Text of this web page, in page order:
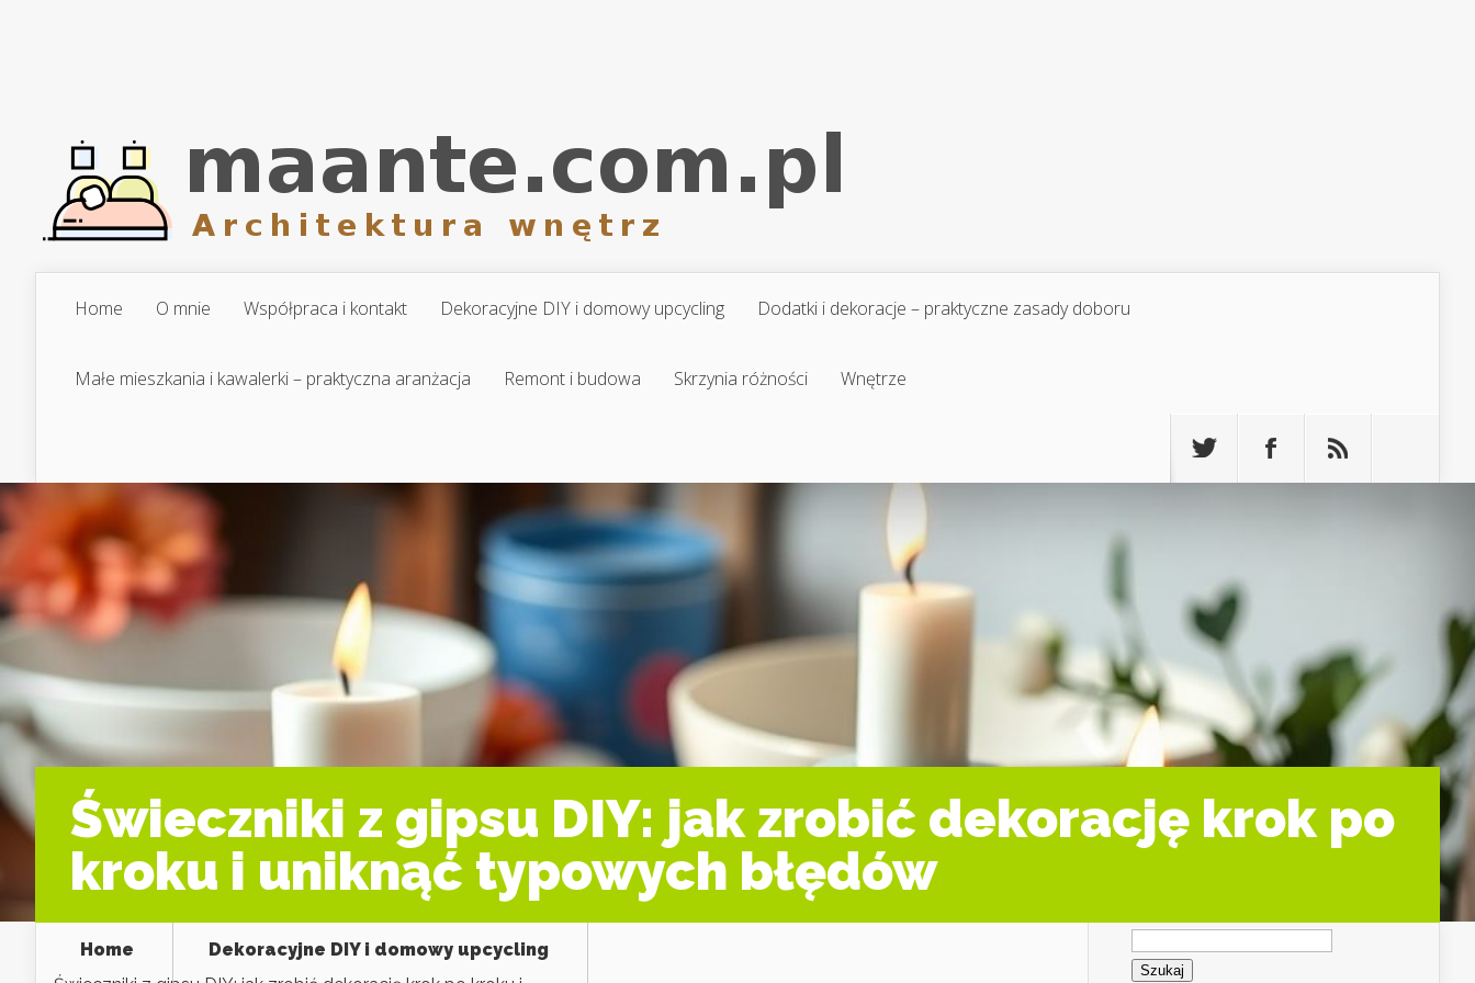
Home O mnie Współpraca i kontakt Dekoracyjne DIY i domowy upcycling Dodatki i dekoracje – praktyczne zasady doboru
Małe mieszkania i kawalerki – praktyczna aranżacja Remont i budowa Skrzynia różności Wnętrze
Świeczniki z gipsu DIY: jak zrobić dekorację krok po
kroku i uniknąć typowych błędów
Home
Dekoracyjne DIY i domowy upcycling
Szukaj: